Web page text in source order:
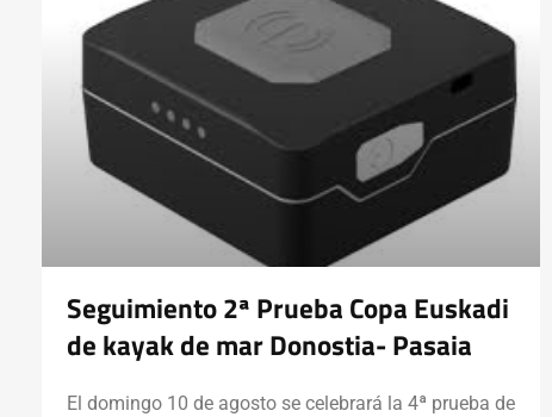
Seguimiento 2ª Prueba Copa Euskadi
de kayak de mar Donostia- Pasaia
El domingo 10 de agosto se celebrará la 4ª prueba de